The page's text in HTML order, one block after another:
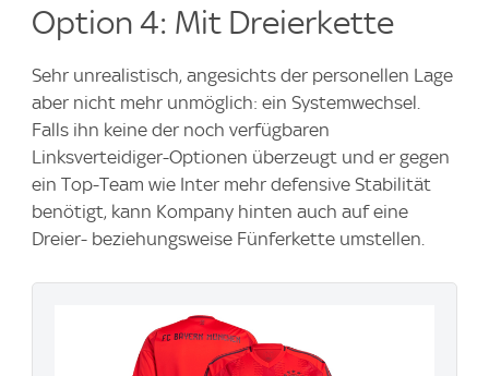
Option 4: Mit Dreierkette
Sehr unrealistisch, angesichts der personellen Lage
aber nicht mehr unmöglich: ein Systemwechsel.
Falls ihn keine der noch verfügbaren
Linksverteidiger-Optionen überzeugt und er gegen
ein Top-Team wie Inter mehr defensive Stabilität
benötigt, kann Kompany hinten auch auf eine
Dreier- beziehungsweise Fünferkette umstellen.